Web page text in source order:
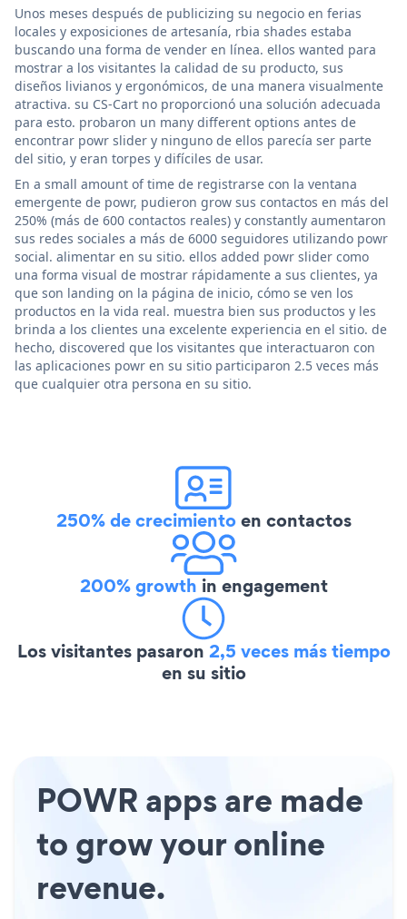
Unos meses después de publicizing su negocio en ferias
locales y exposiciones de artesanía, rbia shades estaba
buscando una forma de vender en línea. ellos wanted para
mostrar a los visitantes la calidad de su producto, sus
diseños livianos y ergonómicos, de una manera visualmente
atractiva. su CS-Cart no proporcionó una solución adecuada
para esto. probaron un many different options antes de
encontrar powr slider y ninguno de ellos parecía ser parte
del sitio, y eran torpes y difíciles de usar.
En a small amount of time de registrarse con la ventana
emergente de powr, pudieron grow sus contactos en más del
250% (más de 600 contactos reales) y constantly aumentaron
sus redes sociales a más de 6000 seguidores utilizando powr
social. alimentar en su sitio. ellos added powr slider como
una forma visual de mostrar rápidamente a sus clientes, ya
que son landing on la página de inicio, cómo se ven los
productos en la vida real. muestra bien sus productos y les
brinda a los clientes una excelente experiencia en el sitio. de
hecho, discovered que los visitantes que interactuaron con
las aplicaciones powr en su sitio participaron 2.5 veces más
que cualquier otra persona en su sitio.
250% de crecimientoen contactos
200% growth in engagement
Los visitantes pasaron 2,5 veces más tiempo
en su sitio
POWR apps are made
to grow your online
revenue.